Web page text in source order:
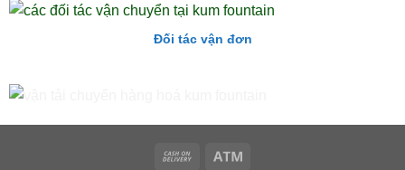
Đối tác vận đơn